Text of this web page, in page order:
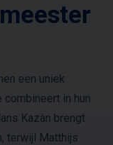
een uniek
in hun
Kazàn brengt
terwijl Matthijs